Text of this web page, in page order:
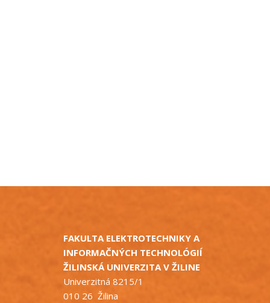
FAKULTA ELEKTROTECHNIKY A
INFORMAČNÝCH TECHNOLÓGIÍ
ŽILINSKÁ UNIVERZITA V ŽILINE
Univerzitná 8215/1
010 26 Žilina